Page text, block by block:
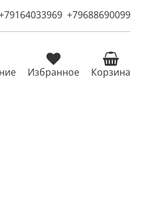
+79688690099
Избранное Корзина